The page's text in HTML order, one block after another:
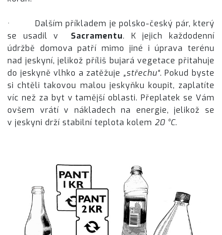
· Dalším příkladem je polsko-český pár, který
se usadil v Sacramentu. K jejich každodenní
údržbě domova patří mimo jiné i úprava terénu
nad jeskyní, jelikož příliš bujará vegetace přitahuje
do jeskyně vlhko a zatěžuje „střechu“. Pokud byste
si chtěli takovou malou jeskyňku koupit, zaplatíte
víc než za byt v tamější oblasti. Přeplatek se Vám
ovšem vrátí v nákladech na energie, jelikož se
v jeskyni drží stabilní teplota kolem 20 °C.